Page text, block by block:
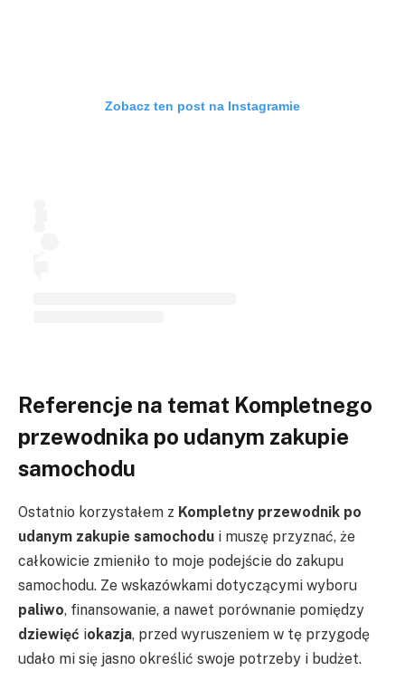
Zobacz ten post na Instagramie
Referencje na temat Kompletnego
przewodnika po udanym zakupie
samochodu
Ostatnio korzystałem z Kompletny przewodnik po
udanym zakupie samochodu i muszę przyznać, że
całkowicie zmieniło to moje podejście do zakupu
samochodu. Ze wskazówkami dotyczącymi wyboru
paliwo, finansowanie, a nawet porównanie pomiędzy
dziewięć iokazja, przed wyruszeniem w tę przygodę
udało mi się jasno określić swoje potrzeby i budżet.